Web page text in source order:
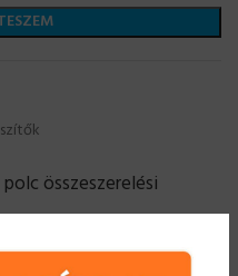
polc összeszerelési